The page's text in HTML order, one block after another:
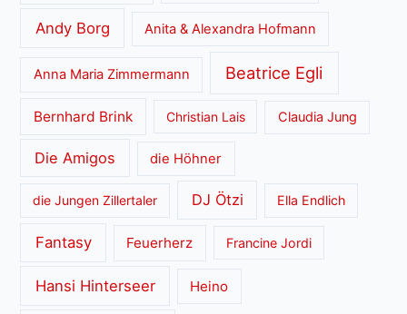
Andy Borg Anita & Alexandra Hofmann
Anna Maria Zimmermann Beatrice Egli
Bernhard Brink Christian Lais Claudia Jung
Die Amigos die Höhner
die Jungen Zillertaler DJ Ötzi Ella Endlich
Fantasy Feuerherz Francine Jordi
Hansi Hinterseer Heino